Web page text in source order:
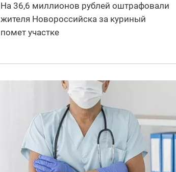
На 36,6 миллионов рублей оштрафовали
жителя Новороссийска за куриный
помет участке